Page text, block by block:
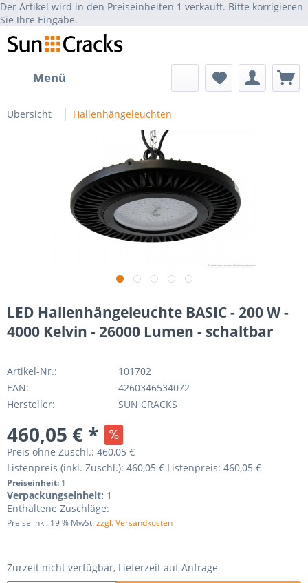
Der Artikel wird in den Preiseinheiten 1 verkauft. Bitte korrigieren
Sie Ihre Eingabe.
Menü
Übersicht Hallenhängeleuchten
LED Hallenhängeleuchte BASIC - 200 W -
4000 Kelvin - 26000 Lumen - schaltbar
Artikel-Nr.:
101702
EAN:
4260346534072
Hersteller:
SUN CRACKS
460,05 € *
Preis ohne Zuschl.: 460,05 €
Listenpreis (inkl. Zuschl.): 460,05 € Listenpreis: 460,05 €
Preiseinheit: 1
Verpackungseinheit: 1
Enthaltene Zuschläge:
Preise inkl. 19 % MwSt.zzgl. Versandkosten
Zurzeit nicht verfügbar, Lieferzeit auf Anfrage